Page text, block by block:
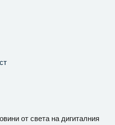
от света на дигиталния